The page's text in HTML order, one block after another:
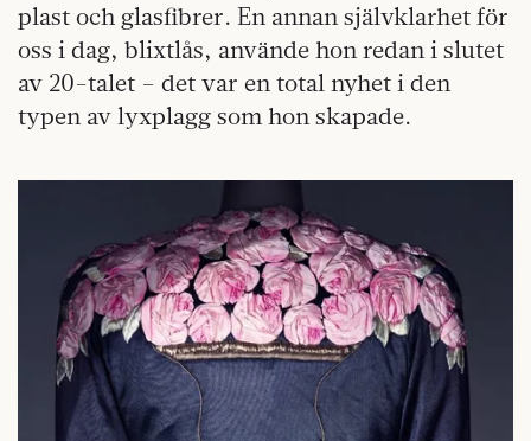
plast och glasfibrer. En annan självklarhet för
oss i dag, blixtlås, använde hon redan i slutet
av 20-talet – det var en total nyhet i den
typen av lyxplagg som hon skapade.